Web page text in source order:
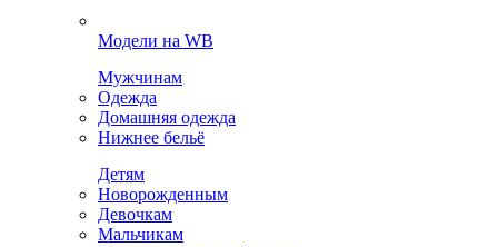
Модели на WB
Мужчинам
Одежда
Домашняя одежда
Нижнее бельё
Детям
Новорожденным
Девочкам
Мальчикам